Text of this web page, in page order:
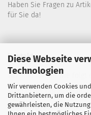
Diese Webseite
Technologien
Wir verwenden Cookies
Drittanbietern, um die
gewährleisten, die
Ihnen ein bestmögliches
Haben Sie Fragen zu
für Sie da!
Kontakt
Wir sind für Sie wie folgt
Montag bis Donnerstag
Telefon: 02445-8517300